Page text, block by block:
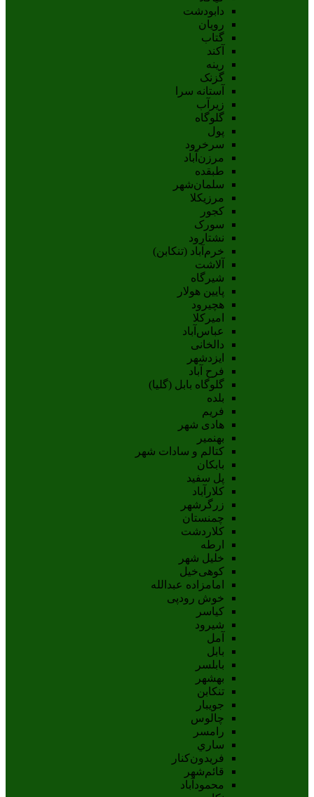
دابودشت
رویان
گتاب
آکند
رینه
گزنک
آستانه سرا
زیرآب
گلوگاه
پول
سرخرود
مرزن‌آباد
طبقده
سلمان‌شهر
مرزیکلا
کجور
سورک
نشتارود
خرم‌آباد (تنکابن)
آلاشت
شیرگاه
پایین هولار
هچیرود
امیرکلا
عباس‌آباد
دالخانی
ایزدشهر
فرح آباد
گلوگاه بابل (گلیا)
بلده
فریم
هادی شهر
بهنمیر
کتالم و سادات شهر
بابکان
پل سفید
کلارآباد
زرگرشهر
چمنستان
کلاردشت
ارطه
خلیل شهر
کوهی‌خیل
امامزاده عبدالله
خوش رودپی
کیاسر
شیرود
آمل
بابل
بابلسر
بهشهر
تنکابن
جويبار
چالوس
رامسر
ساري
فريدون‌کنار
قائم‌شهر
محمودآباد